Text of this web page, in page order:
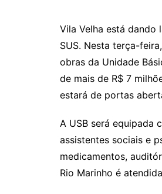
at
s
A
p
p
c
e
b
o
o
k
itt
er l
Vila Velha está dando
SUS. Nesta terça-
obras da Unidade
de mais de R$ 7
estará de portas
A USB será equipada
assistentes sociais e
medicamentos,
Rio Marinho é